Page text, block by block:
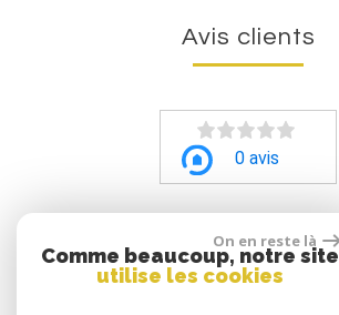
Avis clients
0 avis
On en reste là
Comme beaucoup, notre site
utilise les cookies